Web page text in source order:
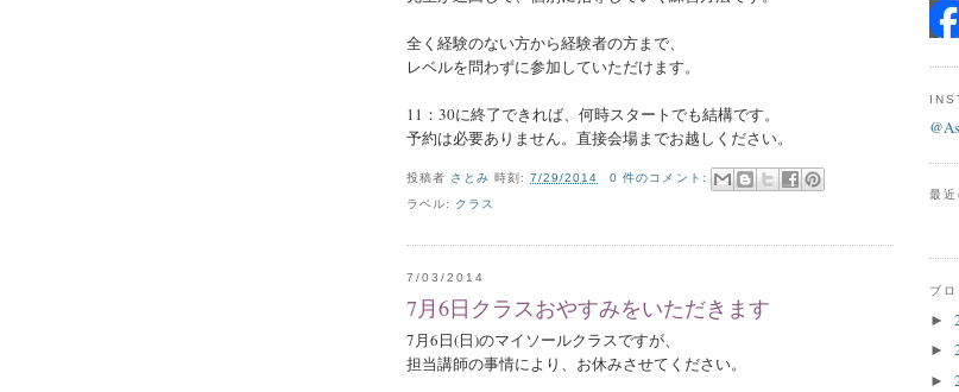
全く経験のない方から経験者の方まで、
レベルを問わずに参加していただけます。
11：30に終了できれば、何時スタートでも結構です。
予約は必要ありません。直接会場までお越しください。
投稿者 さとみ 時刻:7/29/2014
0 件のコメント:
ラベル: クラス
7/03/2014
7月6日クラスおやすみをいただきます
7月6日(日)のマイソールクラスですが、
担当講師の事情により、お休みさせてください。
最
ブ
►
►
►